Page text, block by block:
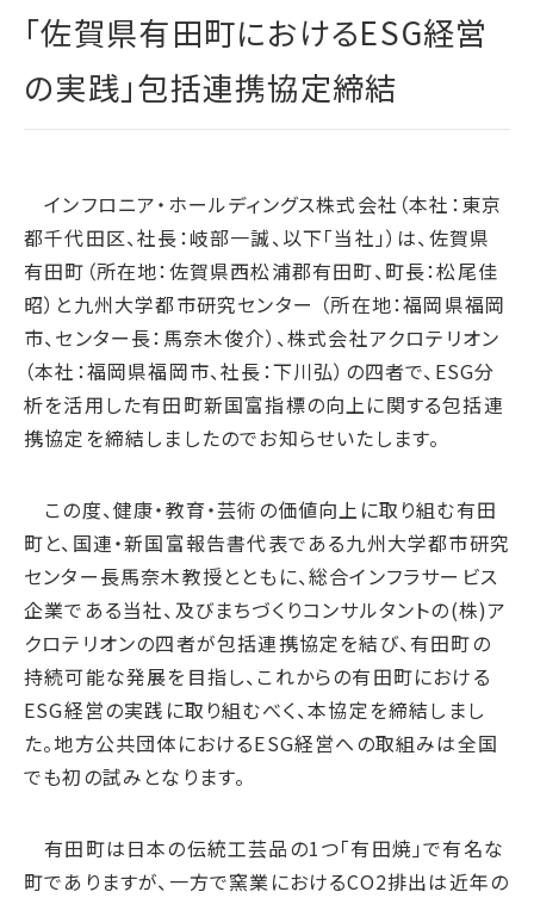
B.LEAGUE応援サイト
キャレたんと探究学習
株主還元・配当性向
統合報告書
IRカレンダー
お問い合わせ
電子公告
イニシアチブへの賛同・
加盟/評価・認定
環境
気候変動
循環経済
汚染防止
自然再興
生物多様性タイムライン
水の安全保障
環境データ
人権尊重
マネジメント
労働慣行
人財戦略
健康・安全
社会データ
ガバナンス
コンプライアンス
リスクマネジメント
腐敗防止ポリシー
情報セキュリティ方針
サイトポリシー
ディスクロージャーポリシー
JP / EN
用語集
「佐賀県有田町におけるESG経営
の実践」包括連携協定締結
インフロニア・ホールディングス株式会社（本社：東京
都千代田区、社長：岐部一誠、以下「当社」）は、佐賀県
有田町（所在地：佐賀県西松浦郡有田町、町長：松尾佳
昭）と九州大学都市研究センター （所在地：福岡県福岡
市、センター長：馬奈木俊介）、株式会社アクロテリオン
（本社：福岡県福岡市、社長：下川弘）の四者で、ESG分
析を活用した有田町新国富指標の向上に関する包括連
携協定を締結しましたのでお知らせいたします。
この度、健康・教育・芸術の価値向上に取り組む有田
町と、国連・新国富報告書代表である九州大学都市研究
センター長馬奈木教授とともに、総合インフラサービス
企業である当社、及びまちづくりコンサルタントの(株)ア
クロテリオンの四者が包括連携協定を結び、有田町の
持続可能な発展を目指し、これからの有田町における
ESG経営の実践に取り組むべく、本協定を締結しまし
た。地方公共団体におけるESG経営への取組みは全国
でも初の試みとなります。
有田町は日本の伝統工芸品の1つ「有田焼」で有名な
町でありますが、一方で窯業におけるCO2排出は近年の